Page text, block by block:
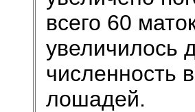
всего 60
увеличилось
численность
лошадей.